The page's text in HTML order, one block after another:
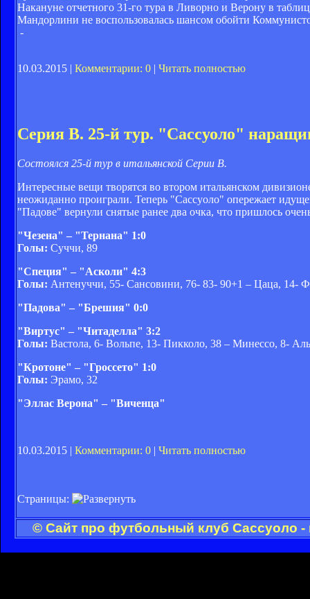
Накануне отчетного 31-го тура в Ливорно и Верону в
Мандорлини не воспользовалась шансом обойти
-
10.03.2015 | Комментарии: 0 | Читать полностью
Серия В. 25-й тур. "Сассуоло"
Состоялся 25-й тур в итальянской Серии В.
Интересные вещи творятся во втором итальянском
неожиданно проиграли. Теперь "Сассуоло" опережает
"Падове" вернули снятые ранее два очка, что пришлось
"Чезена" – "Тернана" 1:0
Голы: Суччи, 89
"Специя" – "Асколи" 4:3
Голы: Антенуччи, 55- Сансовини, 76- 83- 90+1 – Цаца, 14-
"Падова" – "Брешия" 0:0
"Виртус" – "Читаделла" 3:2
Голы: Вастола, 6- Вольпе, 13- Пикколо, 38 – Минессо, 8-
"Кротоне" – "Гроссето" 1:0
Голы: Эрамо, 32
"Эллас Верона" – "Виченца"
10.03.2015 | Комментарии: 0 | Читать полностью
Страницы:
© Сайт про футбольный клуб Сассуоло -